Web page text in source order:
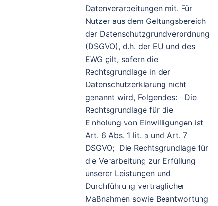
Datenverarbeitungen mit. Für
Nutzer aus dem Geltungsbereich
der Datenschutzgrundverordnung
(DSGVO), d.h. der EU und des
EWG gilt, sofern die
Rechtsgrundlage in der
Datenschutzerklärung nicht
genannt wird, Folgendes: Die
Rechtsgrundlage für die
Einholung von Einwilligungen ist
Art. 6 Abs. 1 lit. a und Art. 7
DSGVO; Die Rechtsgrundlage für
die Verarbeitung zur Erfüllung
unserer Leistungen und
Durchführung vertraglicher
Maßnahmen sowie Beantwortung